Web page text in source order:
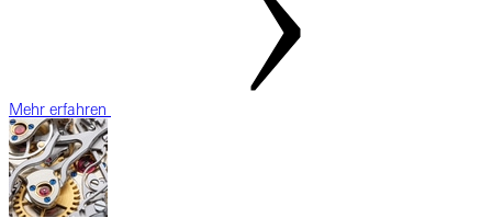
Mehr erfahren